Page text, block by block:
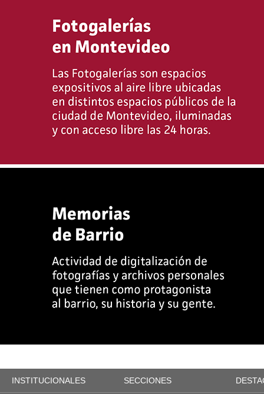
INSTITUCIONALES SECCIONES